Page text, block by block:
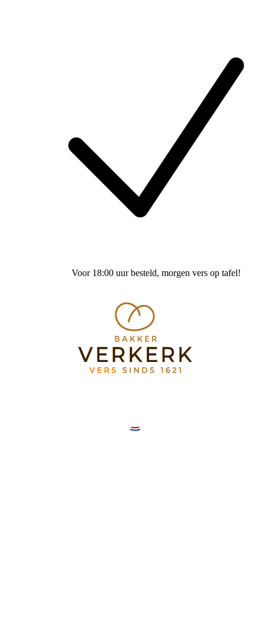
Voor 18:00 uur besteld, morgen vers op tafel!